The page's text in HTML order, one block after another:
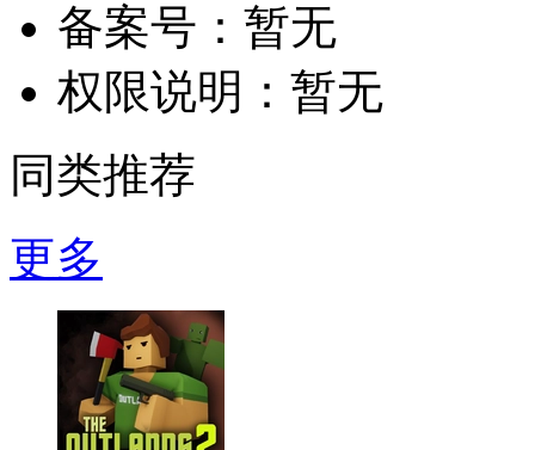
备案号： 暂无
权限说明： 暂无
同类推荐
更多